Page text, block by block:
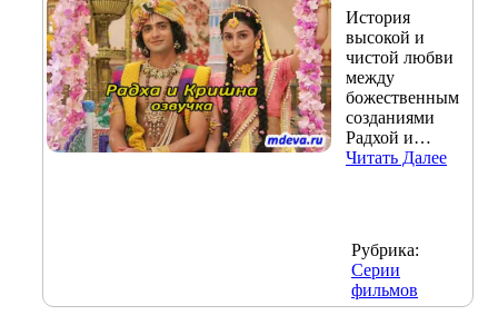
История
высокой и
чистой любви
между
божественным
созданиями
Радхой и…
Читать Далее
Рубрика:
Серии
фильмов